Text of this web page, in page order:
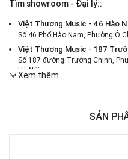
Tìm showroom - Đại lý::
Việt Thương Music - 46 Hào
Số 46 Phố Hào Nam, Phường Ô
Việt Thương Music - 187
Số 187 đường Trường Chinh,
Hà Nội
386 Cách Mạng Tháng Tám,
Việt Thương Music - 369 Điện
180B Võ Thị Sáu, Phường Xuân
Xem thêm
SẢN